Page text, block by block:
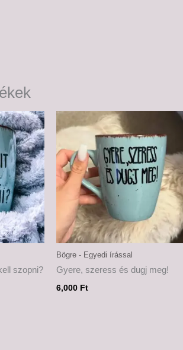
szopni?
Bögre - Egyedi írással
Gyere, szeress és dugj meg!
6,000 Ft